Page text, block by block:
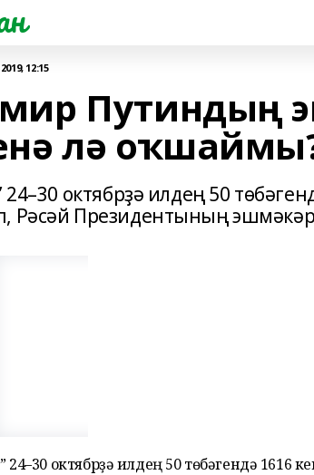
12:15
Путиндың
лә
24–30 октябрҙә илдең 50
Рәсәй Президентының
24–30 октябрҙә илдең 50 төбәгендә